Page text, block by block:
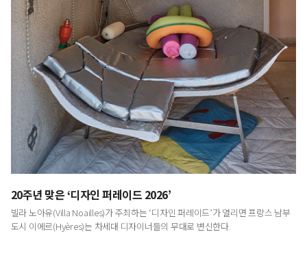
빌라 노아유(Villa Noailles)가 주최하는 ‘디자인 퍼레이드’가 열리면 프랑스 남부
도시 이에르(Hyères)는 차세대 디자이너들의 무대로 변신한다.